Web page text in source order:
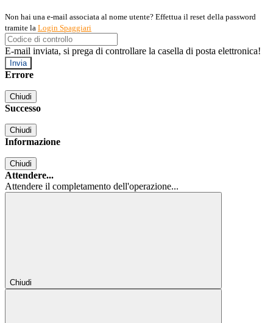
Non hai una e-mail associata al nome utente? Effettua il reset della password
tramite la Login Spaggiari
E-mail inviata, si prega di controllare la casella di posta elettronica!
Errore
Chiudi
Successo
Chiudi
Informazione
Chiudi
Attendere...
Attendere il completamento dell'operazione...
Chiudi